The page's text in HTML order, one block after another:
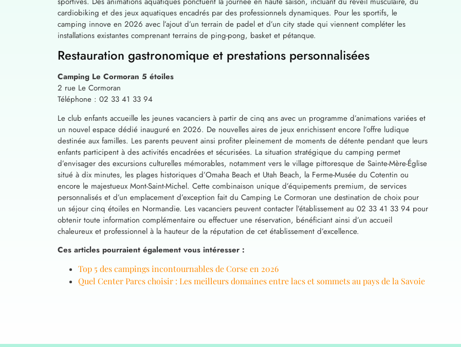
cardiobiking et des jeux aquatiques encadrés par des professionnels dynamiques. Pour les sportifs, le
camping innove en 2026 avec l’ajout d’un terrain de padel et d’un city stade qui viennent compléter les
installations existantes comprenant terrains de ping-pong, basket et pétanque.
Restauration gastronomique et prestations personnalisées
Camping Le Cormoran 5 étoiles
2 rue Le Cormoran
Téléphone : 02 33 41 33 94
Le club enfants accueille les jeunes vacanciers à partir de cinq ans avec un programme d’animations variées et
un nouvel espace dédié inauguré en 2026. De nouvelles aires de jeux enrichissent encore l’offre ludique
destinée aux familles. Les parents peuvent ainsi profiter pleinement de moments de détente pendant que leurs
enfants participent à des activités encadrées et sécurisées. La situation stratégique du camping permet
d’envisager des excursions culturelles mémorables, notamment vers le village pittoresque de Sainte-Mère-Église
situé à dix minutes, les plages historiques d’Omaha Beach et Utah Beach, la Ferme-Musée du Cotentin ou
encore le majestueux Mont-Saint-Michel. Cette combinaison unique d’équipements premium, de services
personnalisés et d’un emplacement d’exception fait du Camping Le Cormoran une destination de choix pour
un séjour cinq étoiles en Normandie. Les vacanciers peuvent contacter l’établissement au 02 33 41 33 94 pour
obtenir toute information complémentaire ou effectuer une réservation, bénéficiant ainsi d’un accueil
chaleureux et professionnel à la hauteur de la réputation de cet établissement d’excellence.
Ces articles pourraient également vous intéresser :
Top 5 des campings incontournables de Corse en 2026
Quel Center Parcs choisir : Les meilleurs domaines entre lacs et sommets au pays de la Savoie